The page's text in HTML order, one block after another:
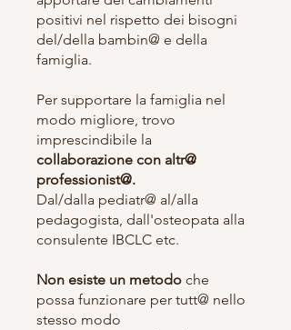
positivi nel rispetto dei bisogni
del/della bambin@ e della
famiglia.
Per supportare la famiglia nel
modo migliore, trovo
imprescindibile la
collaborazione con altr@
professionist@.
Dal/dalla pediatr@ al/alla
pedagogista, dall'osteopata alla
consulente IBCLC etc.
Non esiste un metodo che
possa funzionare per tutt@ nello
stesso modo